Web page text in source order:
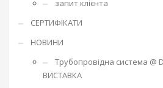
запит клієнта
СЕРТИФІКАТИ
НОВИНИ
Трубопровідна система @
ВИСТАВКА